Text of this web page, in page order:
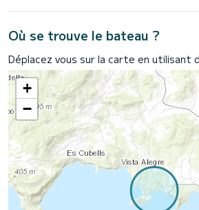
Où se trouve le bateau ?
Déplacez vous sur la carte en utilisant
+
−